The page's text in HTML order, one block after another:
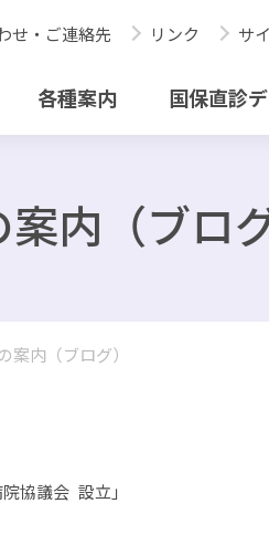
せ・ご連絡先 リンク サ
各種案内 国保直診
内（ブログ
案内（ブログ）
協議会 設立」